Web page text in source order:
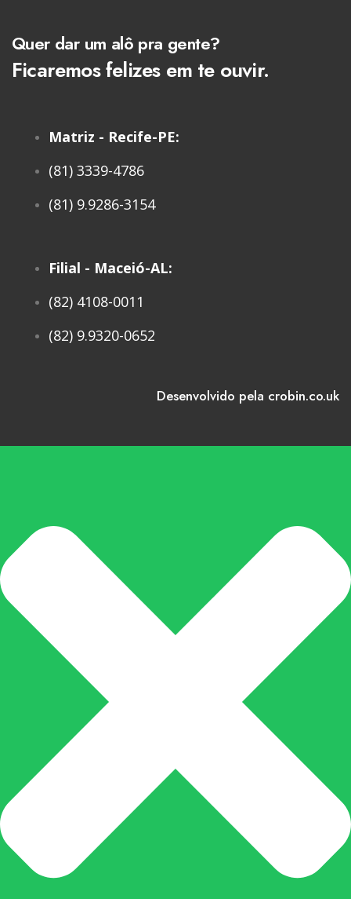
Quer dar um alô pra gente?
Ficaremos felizes em te ouvir.
Matriz - Recife-PE:
(81) 3339-4786
(81) 9.9286-3154
Filial - Maceió-AL:
(82) 4108-0011
(82) 9.9320-0652
Desenvolvido pela crobin.co.uk